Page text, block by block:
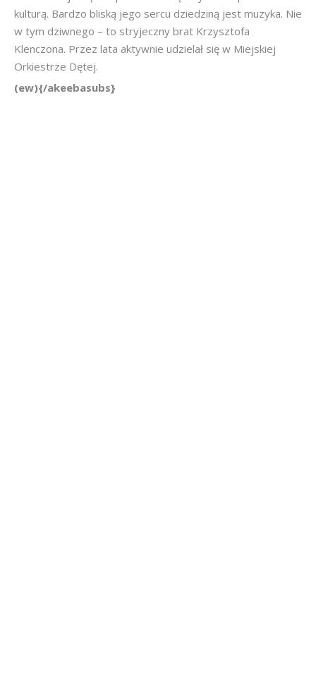
kulturą. Bardzo bliską jego sercu dziedziną jest muzyka. Nie
w tym dziwnego – to stryjeczny brat Krzysztofa
Klenczona. Przez lata aktywnie udzielał się w Miejskiej
Orkiestrze Dętej.
(ew){/akeebasubs}